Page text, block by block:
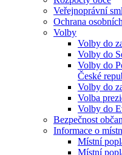
Veřejnoprávní
Ochrana
Volby
Volby do
Volby do
Volby do
České
Volby do
Volba
Volby do
Bezpečnost
Informace o
Místní
Místní